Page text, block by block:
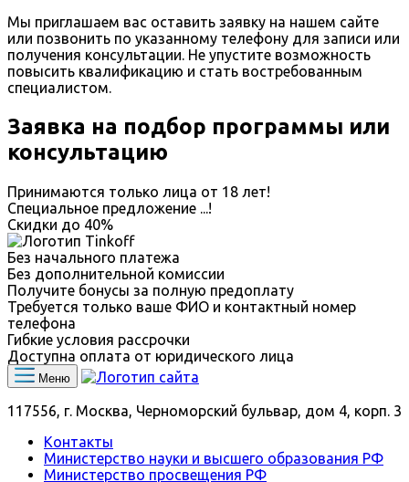
Мы приглашаем вас оставить заявку на нашем сайте
или позвонить по указанному телефону для записи или
получения консультации. Не упустите возможность
повысить квалификацию и стать востребованным
специалистом.
Заявка на подбор программы или
консультацию
Принимаются только лица от 18 лет!
Специальное предложение ...!
Скидки до 40%
Без начального платежа
Без дополнительной комиссии
Получите бонусы за полную предоплату
Требуется только ваше ФИО и контактный номер
телефона
Гибкие условия рассрочки
Доступна оплата от юридического лица
Меню
117556, г. Москва, Черноморский бульвар, дом 4, корп. 3
Контакты
Министерство науки и высшего образования РФ
Министерство просвещения РФ